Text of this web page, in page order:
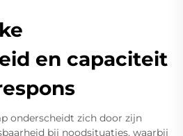
en capaciteit
onderscheidt zich door zijn
bij noodsituaties, waarbij